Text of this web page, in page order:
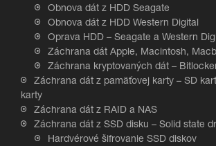
Obnova dát z HDD Seagate
Obnova dát z HDD Western Digital
Oprava HDD – Seagate a Western
Záchrana dát Apple, Macintosh,
Záchrana kryptovaných dát –
Záchrana dát z pamäťovej karty – SD
karty
Záchrana dát z RAID a NAS
Záchrana dát z SSD disku – Solid state
Hardvérové šifrovanie SSD diskov